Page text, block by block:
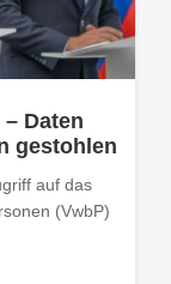
Daten
gestohlen
auf das
(VwbP)